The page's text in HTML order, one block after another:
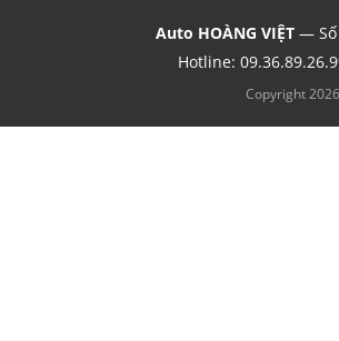
Auto HOÀNG VIỆT — Số
Hotline:
Copyright